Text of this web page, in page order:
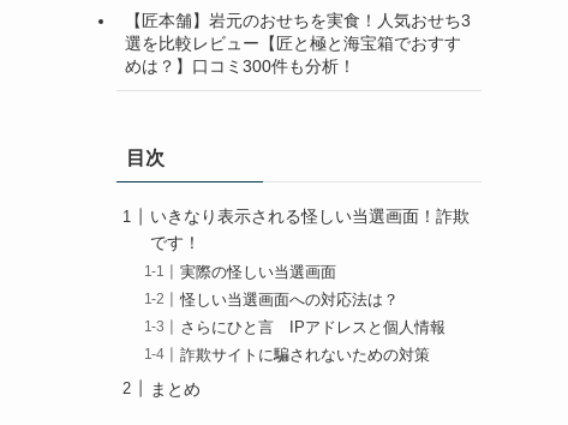
【匠本舗】岩元のおせちを実食！人気おせち3
選を比較レビュー【匠と極と海宝箱でおすす
めは？】口コミ300件も分析！
目次
いきなり表示される怪しい当選画面！詐欺
です！
実際の怪しい当選画面
怪しい当選画面への対応法は？
さらにひと言 IPアドレスと個人情報
詐欺サイトに騙されないための対策
まとめ